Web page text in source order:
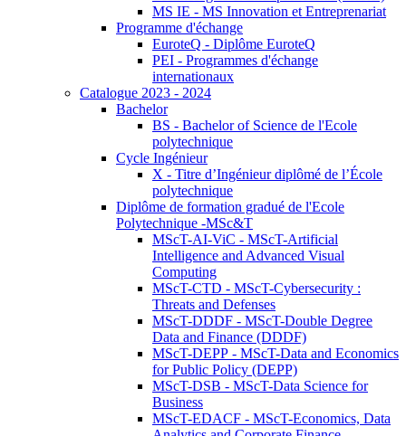
MS IE - MS Innovation et Entreprenariat
Programme d'échange
EuroteQ - Diplôme EuroteQ
PEI - Programmes d'échange
internationaux
Catalogue 2023 - 2024
Bachelor
BS - Bachelor of Science de l'Ecole
polytechnique
Cycle Ingénieur
X - Titre d’Ingénieur diplômé de l’École
polytechnique
Diplôme de formation gradué de l'Ecole
Polytechnique -MSc&T
MScT-AI-ViC - MScT-Artificial
Intelligence and Advanced Visual
Computing
MScT-CTD - MScT-Cybersecurity :
Threats and Defenses
MScT-DDDF - MScT-Double Degree
Data and Finance (DDDF)
MScT-DEPP - MScT-Data and Economics
for Public Policy (DEPP)
MScT-DSB - MScT-Data Science for
Business
MScT-EDACF - MScT-Economics, Data